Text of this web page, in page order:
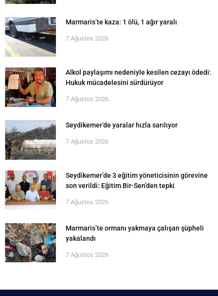
Marmaris’te kaza: 1 ölü, 1 ağır yaralı
7 Ağustos 2026
Alkol paylaşımı nedeniyle kesilen cezayı ödedi:
Hukuk mücadelesini sürdürüyor
7 Ağustos 2026
Seydikemer’de yaralar hızla sarılıyor
7 Ağustos 2026
Seydikemer’de 3 eğitim yöneticisinin görevine
son verildi: Eğitim Bir-Sen’den tepki
7 Ağustos 2026
Marmaris’te ormanı yakmaya çalışan şüpheli
yakalandı
7 Ağustos 2026